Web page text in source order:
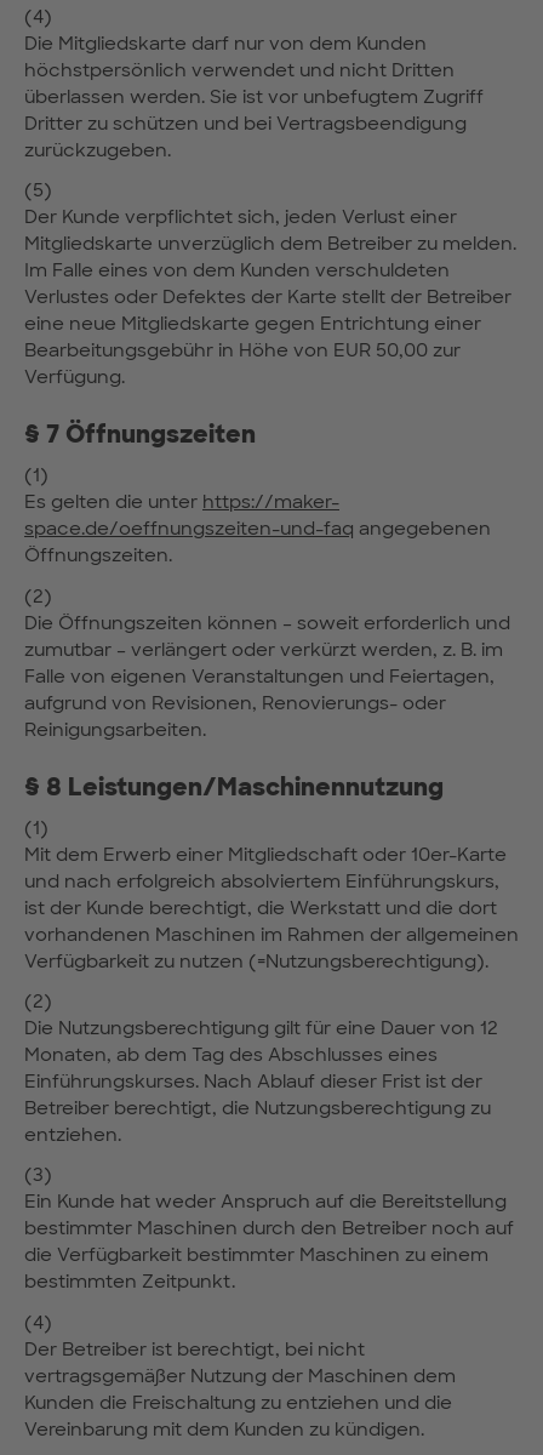
(4)
Die Mitgliedskarte darf nur von dem Kunden
höchstpersönlich verwendet und nicht Dritten
überlassen werden. Sie ist vor unbefugtem Zugriff
Dritter zu schützen und bei Vertragsbeendigung
zurückzugeben.
(5)
Der Kunde verpflichtet sich, jeden Verlust einer
Mitgliedskarte unverzüglich dem Betreiber zu melden.
Im Falle eines von dem Kunden verschuldeten
Verlustes oder Defektes der Karte stellt der Betreiber
eine neue Mitgliedskarte gegen Entrichtung einer
Bearbeitungsgebühr in Höhe von EUR 50,00 zur
Verfügung.
§ 7 Öffnungszeiten
(1)
Es gelten die unter https://maker-
space.de/oeffnungszeiten-und-faq angegebenen
Öffnungszeiten.
(2)
Die Öffnungszeiten können – soweit erforderlich und
zumutbar – verlängert oder verkürzt werden, z. B. im
Falle von eigenen Veranstaltungen und Feiertagen,
aufgrund von Revisionen, Renovierungs- oder
Reinigungsarbeiten.
§ 8 Leistungen/Maschinennutzung
(1)
Mit dem Erwerb einer Mitgliedschaft oder 10er-Karte
und nach erfolgreich absolviertem Einführungskurs,
ist der Kunde berechtigt, die Werkstatt und die dort
vorhandenen Maschinen im Rahmen der allgemeinen
Verfügbarkeit zu nutzen (=Nutzungsberechtigung).
(2)
Die Nutzungsberechtigung gilt für eine Dauer von 12
Monaten, ab dem Tag des Abschlusses eines
Einführungskurses. Nach Ablauf dieser Frist ist der
Betreiber berechtigt, die Nutzungsberechtigung zu
entziehen.
(3)
Ein Kunde hat weder Anspruch auf die Bereitstellung
bestimmter Maschinen durch den Betreiber noch auf
die Verfügbarkeit bestimmter Maschinen zu einem
bestimmten Zeitpunkt.
(4)
Der Betreiber ist berechtigt, bei nicht
vertragsgemäßer Nutzung der Maschinen dem
Kunden die Freischaltung zu entziehen und die
Vereinbarung mit dem Kunden zu kündigen.